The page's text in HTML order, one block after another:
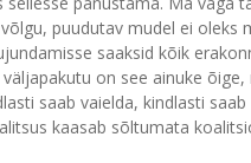
puudutav mudel ei
saaksid kõik
on see ainuke
saab vaielda, kindlasti
kaasab sõltumata